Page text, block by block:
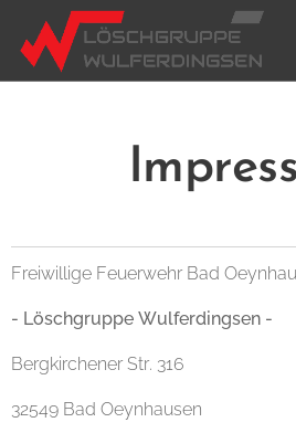
Freiwillige Feuerwehr Bad
- Löschgruppe Wulferdingsen -
Bergkirchener Str. 316
32549 Bad Oeynhausen